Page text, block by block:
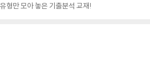
형만 모아 놓은 기출분석 교재!